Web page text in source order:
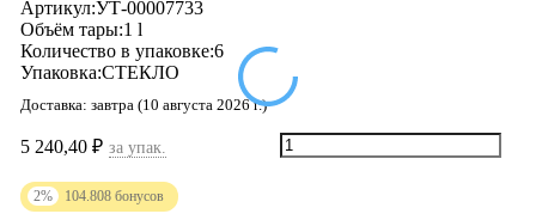
Артикул:УТ-00007733
Объём тары:1 l
Количество в упаковке:6
Упаковка:СТЕКЛО
Доставка: завтра (10 августа 2026 г.)
5 240,40 ₽ за упак.
2% 104.808 бонусов